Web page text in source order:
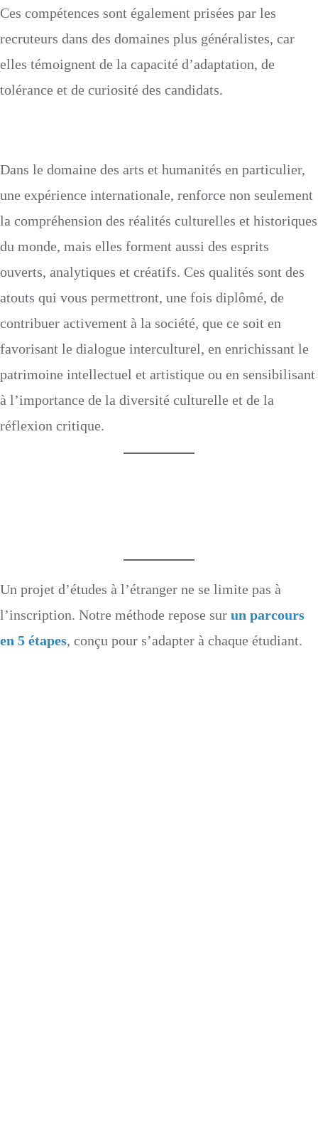
Ces compétences sont également prisées par les
recruteurs dans des domaines plus généralistes, car
elles témoignent de la capacité d’adaptation, de
tolérance et de curiosité des candidats.
Dans le domaine des arts et humanités en particulier,
une expérience internationale, renforce non seulement
la compréhension des réalités culturelles et historiques
du monde, mais elles forment aussi des esprits
ouverts, analytiques et créatifs. Ces qualités sont des
atouts qui vous permettront, une fois diplômé, de
contribuer activement à la société, que ce soit en
favorisant le dialogue interculturel, en enrichissant le
patrimoine intellectuel et artistique ou en sensibilisant
à l’importance de la diversité culturelle et de la
réflexion critique.
Un projet d’études à l’étranger ne se limite pas à
l’inscription. Notre méthode repose sur un parcours
en 5 étapes, conçu pour s’adapter à chaque étudiant.